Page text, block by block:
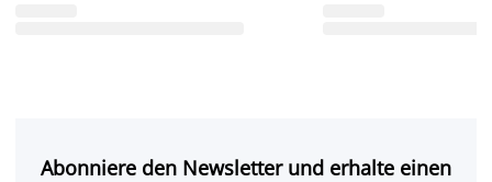
Abonniere den Newsletter und erhalte einen